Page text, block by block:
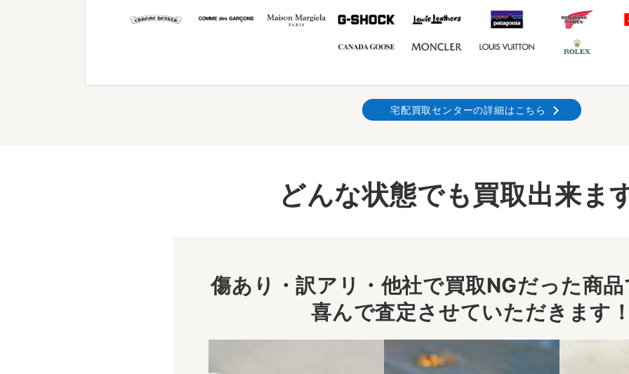
宅配買取センターの詳細はこちら
どんな状態でも買取出来ま
傷あり・訳アリ・他社で買取NGだった商
喜んで査定させていただきます